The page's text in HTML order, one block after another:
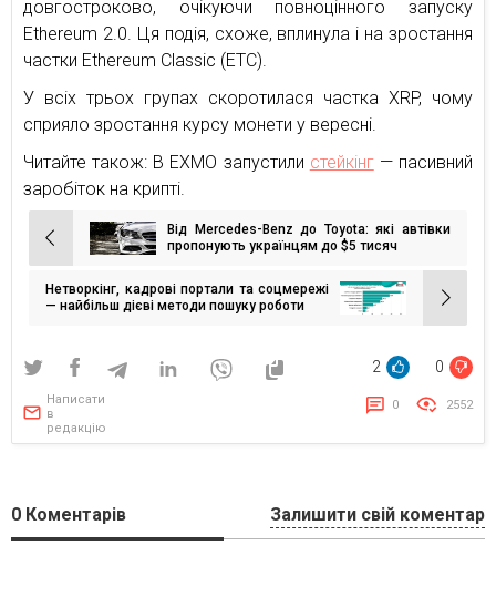
довгостроково, очікуючи повноцінного запуску
Ethereum 2.0. Ця подія, схоже, вплинула і на зростання
частки Ethereum Classic (ETC).
У всіх трьох групах скоротилася частка XRP, чому
сприяло зростання курсу монети у вересні.
Читайте також: В EXMO запустили стейкінг— пасивний
заробіток на крипті.
Навігація
записів
Від Mercedes-Benz до Toyota: які автівки
пропонують українцям до $5 тисяч
Нетворкінг, кадрові портали та соцмережі
— найбільш дієві методи пошуку роботи
2 0
Написати
в
редакцію
0 2552
0 Коментарів Залишити свій коментар